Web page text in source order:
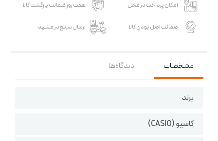
امکان پرداخت در محل هفت روز ضمانت بازگشت کالا
ضمانت اصل بودن کالا ارسال سریع در مشهد
مشخصات دیدگاه‌ها
برند
کاسیو (CASIO)